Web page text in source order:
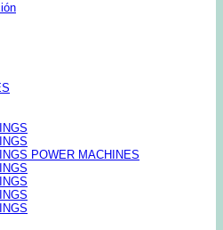
POWER MACHINES